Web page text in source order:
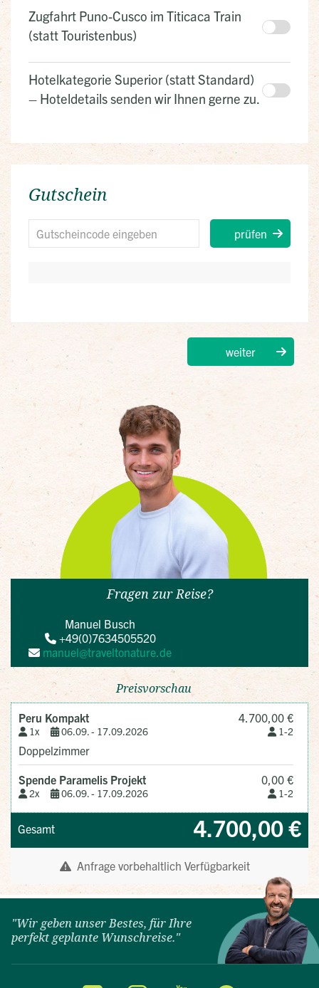
"Wir geben unser Bestes, für Ihre
perfekt geplante Wunschreise."